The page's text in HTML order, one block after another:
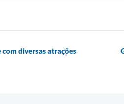
diversas atrações